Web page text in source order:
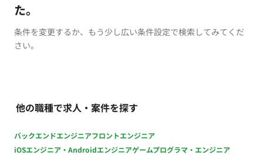
た。
条件を変更するか、もう少し広い条件設定で検索してみてくだ
さい。
他の職種で求人・案件を探す
バックエンドエンジニアフロントエンジニア
iOSエンジニア・Androidエンジニアゲームプログラマ・エンジニア